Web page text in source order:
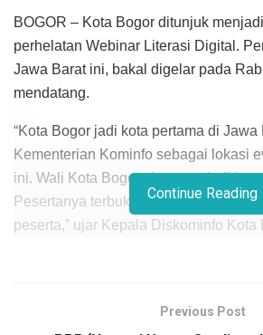
BOGOR – Kota Bogor ditunjuk
perhelatan Webinar Literasi Digital.
Jawa Barat ini, bakal digelar pada
mendatang.
“Kota Bogor jadi kota pertama di
Kementerian Kominfo sebagai lokasi
ini. Wali Kota Bogor akan menjadi
Pesertanya terbuka untuk umum
peserta,” ujar Kepala Diskominfo Kota
webinar literasi digital ini mengangkat
Continue Reading
Previous Post